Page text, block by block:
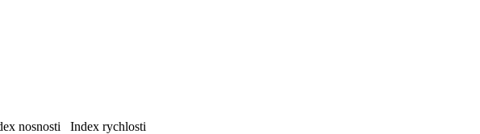
nosnosti Index rychlosti